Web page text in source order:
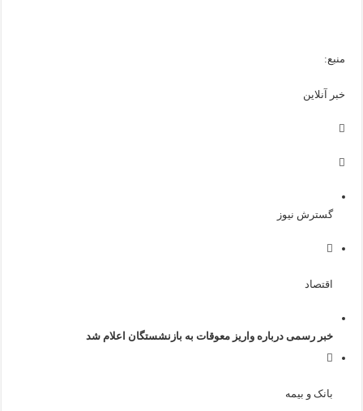
منبع:
خبر آنلاین
گسترش نیوز
اقتصاد
خبر رسمی درباره واریز معوقات به بازنشستگان اعلام شد
بانک و بیمه